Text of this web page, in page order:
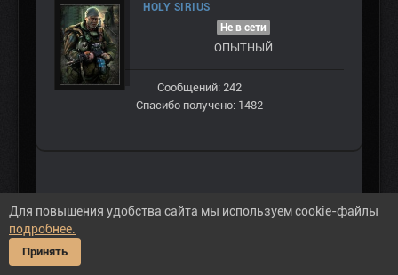
HOLY SIRIUS
Не в сети
ОПЫТНЫЙ
Сообщений: 242
Спасибо получено: 1482
xoxolpavel
по заданию того сталкера у скалы
Для повышения удобства сайта мы используем cookie-файлы
подробнее.
Принять